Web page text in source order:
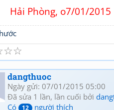
Phòng, o7/01/2015
☆
☆
dangthuoc
Ngày gửi: 07/01/2015 05:00
Đã sửa 1 lần, lần cuối bởi
Có
12 người thích